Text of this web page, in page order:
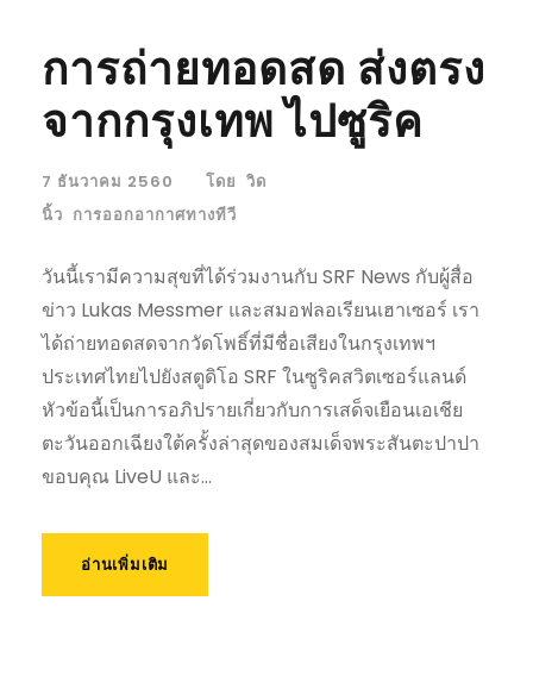
การถ่ายทอดสด ส่งตรง
จากกรุงเทพ ไปซูริค
7 ธันวาคม 2560 โดย วิด
นิ้ว การออกอากาศทางทีวี
วันนี้เรามีความสุขที่ได้ร่วมงานกับ SRF News กับผู้สื่อ
ข่าว Lukas Messmer และสมอฟลอเรียนเฮาเซอร์ เรา
ได้ถ่ายทอดสดจากวัดโพธิ์ที่มีชื่อเสียงในกรุงเทพฯ
ประเทศไทยไปยังสตูดิโอ SRF ในซูริคสวิตเซอร์แลนด์
หัวข้อนี้เป็นการอภิปรายเกี่ยวกับการเสด็จเยือนเอเชีย
ตะวันออกเฉียงใต้ครั้งล่าสุดของสมเด็จพระสันตะปาปา
ขอบคุณ LiveU และ...
อ่านเพิ่มเติม